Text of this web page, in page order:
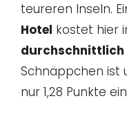
teureren Inseln.
Hotel kostet hier
durchschnittlich
Schnäppchen ist
nur 1,28 Punkte